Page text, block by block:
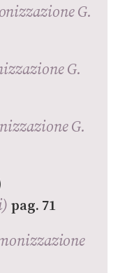
G.
G.
G.
pag. 71